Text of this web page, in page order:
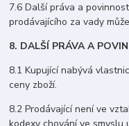
7.6 Další práva a
prodávajícího za vady
8. DALŠÍ PRÁVA A
8.1 Kupující nabývá
ceny zboží.
8.2 Prodávající není ve